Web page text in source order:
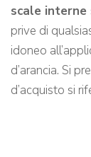
scale interne
prive di
idoneo
d’arancia. Si
d’acquisto si